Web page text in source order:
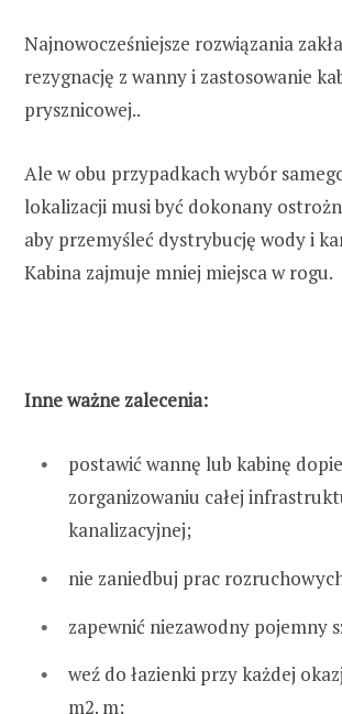
Najnowocześniejsze rozwiązania
rezygnację z wanny i zastosowanie
prysznicowej..
Ale w obu przypadkach wybór
lokalizacji musi być dokonany
aby przemyśleć dystrybucję wody i
Kabina zajmuje mniej miejsca w rogu.
Inne ważne zalecenia:
postawić wannę lub kabinę
zorganizowaniu całej
kanalizacyjnej;
nie zaniedbuj prac
zapewnić niezawodny pojemny
weź do łazienki przy każdej
m2. m;